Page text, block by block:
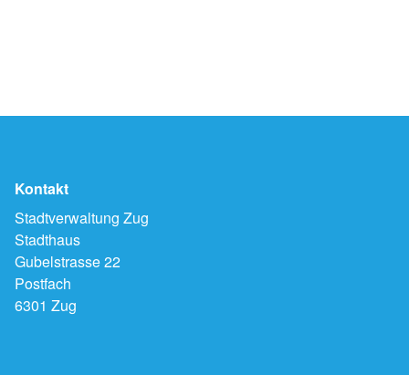
Kontakt
Stadtverwaltung Zug
Stadthaus
Gubelstrasse 22
Postfach
6301 Zug